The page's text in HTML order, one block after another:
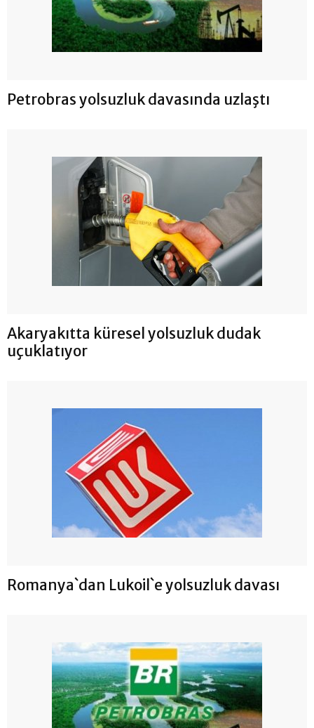
Petrobras yolsuzluk davasında uzlaştı
Akaryakıtta küresel yolsuzluk dudak
uçuklatıyor
Romanya`dan Lukoil`e yolsuzluk davası